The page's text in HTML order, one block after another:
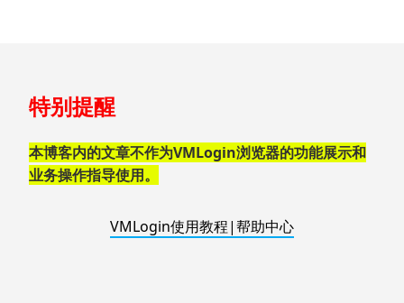
至
脚
特别提醒
本博客内的文章不作为VMLogin浏览器的功能展示和
业务操作指导使用。
VMLogin使用教程|帮助中心